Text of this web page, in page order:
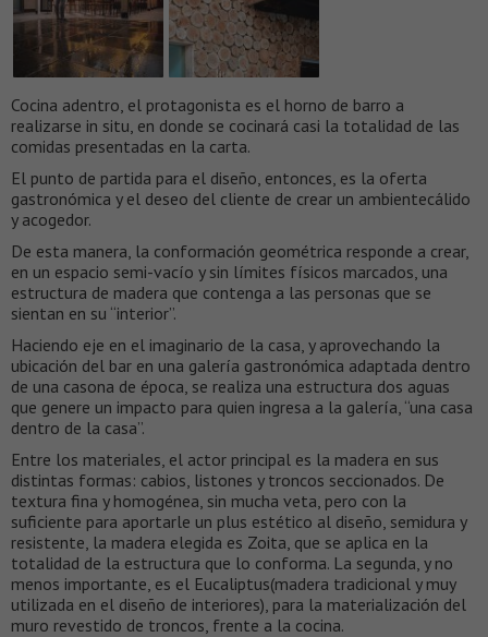
Cocina adentro, el protagonista es el horno de barro a
realizarse in situ, en donde se cocinará casi la totalidad de las
comidas presentadas en la carta.
El punto de partida para el diseño, entonces, es la oferta
gastronómica y el deseo del cliente de crear un ambientecálido
y acogedor.
De esta manera, la conformación geométrica responde a crear,
en un espacio semi-vacío y sin límites físicos marcados, una
estructura de madera que contenga a las personas que se
sientan en su “interior”.
Haciendo eje en el imaginario de la casa, y aprovechando la
ubicación del bar en una galería gastronómica adaptada dentro
de una casona de época, se realiza una estructura dos aguas
que genere un impacto para quien ingresa a la galería, “una casa
dentro de la casa”.
Entre los materiales, el actor principal es la madera en sus
distintas formas: cabios, listones y troncos seccionados. De
textura fina y homogénea, sin mucha veta, pero con la
suficiente para aportarle un plus estético al diseño, semidura y
resistente, la madera elegida es Zoita, que se aplica en la
totalidad de la estructura que lo conforma. La segunda, y no
menos importante, es el Eucaliptus(madera tradicional y muy
utilizada en el diseño de interiores), para la materialización del
muro revestido de troncos, frente a la cocina.